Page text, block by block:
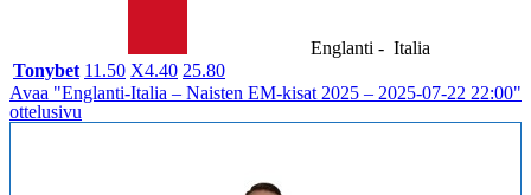
Englanti - Italia
Tonybet 11.50 X4.40 25.80
Avaa "Englanti-Italia – Naisten EM-kisat 2025 – 2025-07-22 22:00"
ottelusivu